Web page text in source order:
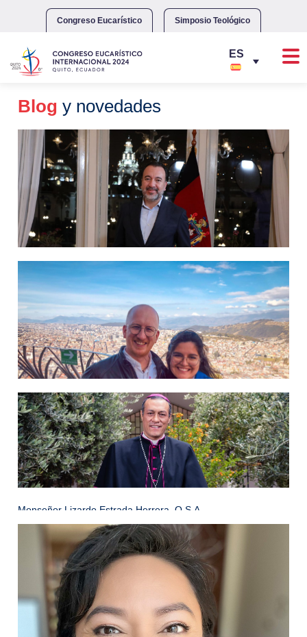
Congreso Eucarístico Simposio Teológico
Blog y novedades
Lcdo. Pabel Muñoz
Ampliar información
Max Ammann & María Gabriela Ammann
Ampliar información
Monseñor Lizardo Estrada Herrera, O.S.A.
Ampliar información